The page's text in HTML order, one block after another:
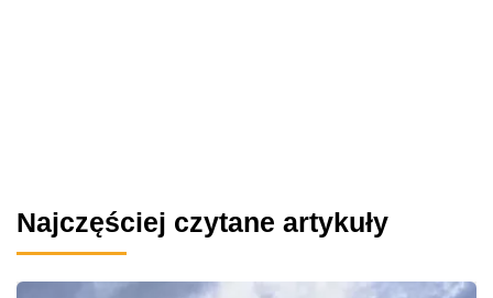
Najczęściej czytane artykuły